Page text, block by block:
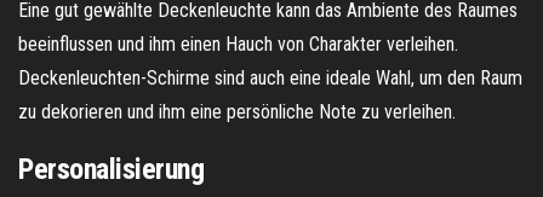
Eine gut gewählte Deckenleuchte kann das Ambiente des Raumes
beeinflussen und ihm einen Hauch von Charakter verleihen.
Deckenleuchten-Schirme sind auch eine ideale Wahl, um den Raum
zu dekorieren und ihm eine persönliche Note zu verleihen.
Personalisierung